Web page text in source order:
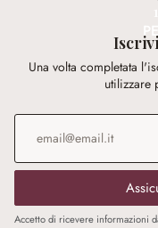
Una volta completata
utilizzare
Indirizzo e-mail
Accetto di ricevere informazioni